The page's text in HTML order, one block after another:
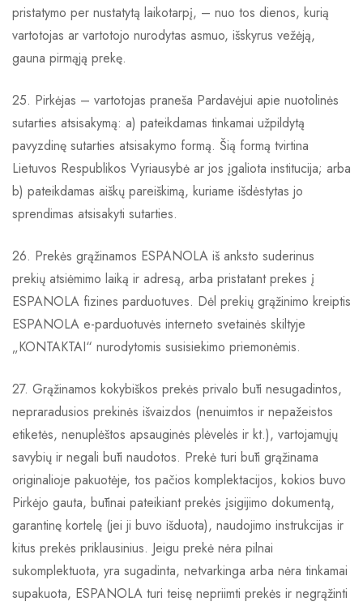
pristatymo per nustatytą laikotarpį, – nuo tos dienos, kurią
vartotojas ar vartotojo nurodytas asmuo, išskyrus vežėją,
gauna pirmąją prekę.
25. Pirkėjas – vartotojas praneša Pardavėjui apie nuotolinės
sutarties atsisakymą: a) pateikdamas tinkamai užpildytą
pavyzdinę sutarties atsisakymo formą. Šią formą tvirtina
Lietuvos Respublikos Vyriausybė ar jos įgaliota institucija; arba
b) pateikdamas aiškų pareiškimą, kuriame išdėstytas jo
sprendimas atsisakyti sutarties.
26. Prekės grąžinamos ESPANOLA iš anksto suderinus
prekių atsiėmimo laiką ir adresą, arba pristatant prekes į
ESPANOLA fizines parduotuves. Dėl prekių grąžinimo kreiptis
ESPANOLA e-parduotuvės interneto svetainės skiltyje
„KONTAKTAI“ nurodytomis susisiekimo priemonėmis.
27. Grąžinamos kokybiškos prekės privalo būti nesugadintos,
nepraradusios prekinės išvaizdos (nenuimtos ir nepažeistos
etiketės, nenuplėštos apsauginės plėvelės ir kt.), vartojamųjų
savybių ir negali būti naudotos. Prekė turi būti grąžinama
originalioje pakuotėje, tos pačios komplektacijos, kokios buvo
Pirkėjo gauta, būtinai pateikiant prekės įsigijimo dokumentą,
garantinę kortelę (jei ji buvo išduota), naudojimo instrukcijas ir
kitus prekės priklausinius. Jeigu prekė nėra pilnai
sukomplektuota, yra sugadinta, netvarkinga arba nėra tinkamai
supakuota, ESPANOLA turi teisę nepriimti prekės ir negrąžinti